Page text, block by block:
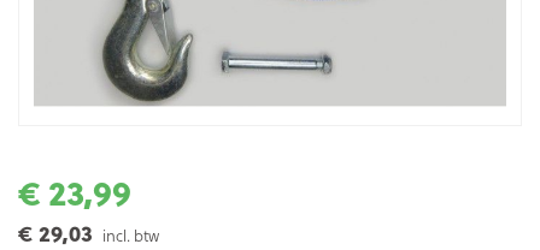
€ 23,99
€ 29,03 incl. btw